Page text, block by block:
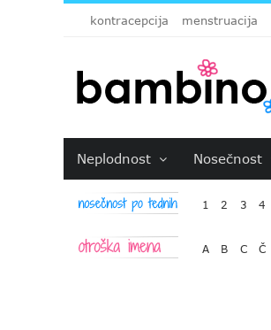
kontracepcija menstruacija
Neplodnost Nosečnost
1 2 3 4
A B C Č